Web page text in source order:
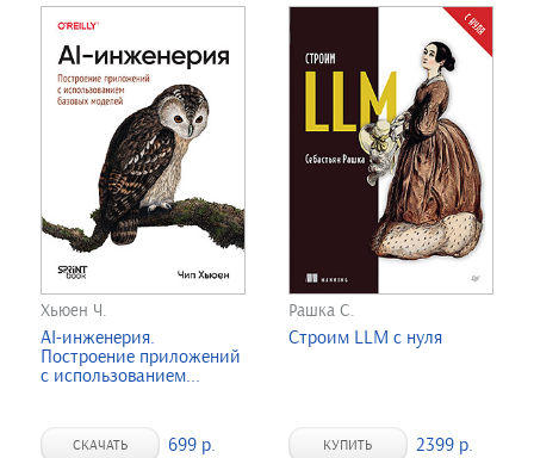
Хьюен Ч.
AI-инженерия.
Построение приложений
с использованием...
СКАЧАТЬ 699 р.
Рашка С.
Строим LLM с нуля
КУПИТЬ 2399 р.